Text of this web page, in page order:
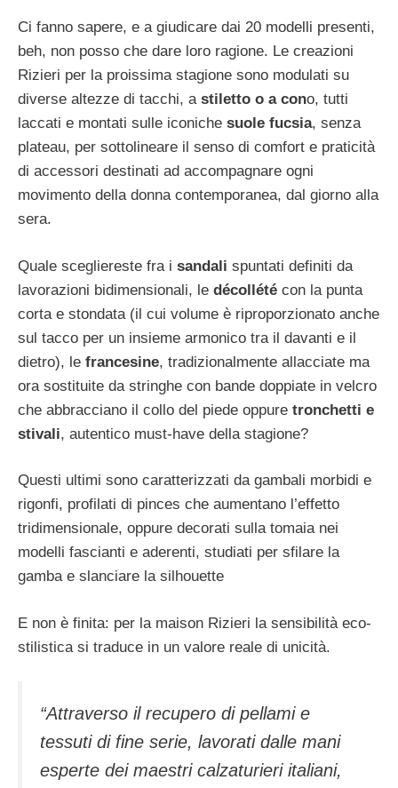
Ci fanno sapere, e a giudicare dai 20 modelli presenti,
beh, non posso che dare loro ragione. Le creazioni
Rizieri per la proissima stagione sono modulati su
diverse altezze di tacchi, a stiletto o a cono, tutti
laccati e montati sulle iconiche suole fucsia, senza
plateau, per sottolineare il senso di comfort e praticità
di accessori destinati ad accompagnare ogni
movimento della donna contemporanea, dal giorno alla
sera.
Quale scegliereste fra i sandali spuntati definiti da
lavorazioni bidimensionali, le décollété con la punta
corta e stondata (il cui volume è riproporzionato anche
sul tacco per un insieme armonico tra il davanti e il
dietro), le francesine, tradizionalmente allacciate ma
ora sostituite da stringhe con bande doppiate in velcro
che abbracciano il collo del piede oppure tronchetti e
stivali, autentico must-have della stagione?
Questi ultimi sono caratterizzati da gambali morbidi e
rigonfi, profilati di pinces che aumentano l’effetto
tridimensionale, oppure decorati sulla tomaia nei
modelli fascianti e aderenti, studiati per sfilare la
gamba e slanciare la silhouette
E non è finita: per la maison Rizieri la sensibilità eco-
stilistica si traduce in un valore reale di unicità.
“Attraverso il recupero di pellami e
tessuti di fine serie, lavorati dalle mani
esperte dei maestri calzaturieri italiani,